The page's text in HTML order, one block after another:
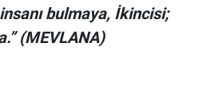
bulmaya, İkincisi;
(MEVLANA)